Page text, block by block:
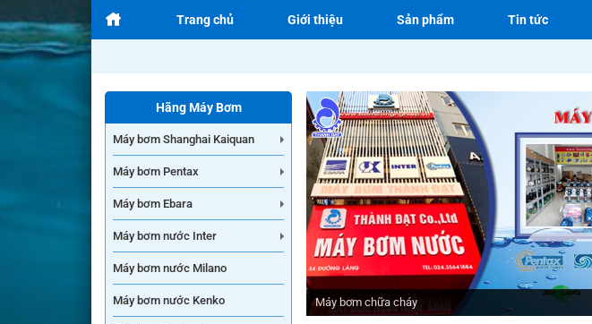
Trang chủ Giới thiệu Sản phẩm Tin tức
Hãng Máy Bơm
Máy bơm Shanghai Kaiquan
Máy bơm Pentax
Máy bơm Ebara
Máy bơm nước Inter
Máy bơm nước Milano
Máy bơm nước Kenko Máy bơm chữa cháy